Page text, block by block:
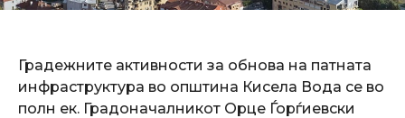
Градежните активности за обнова на патната
инфраструктура во општина Кисела Вода се во
полн ек. Градоначалникот Орце Ѓорѓиевски